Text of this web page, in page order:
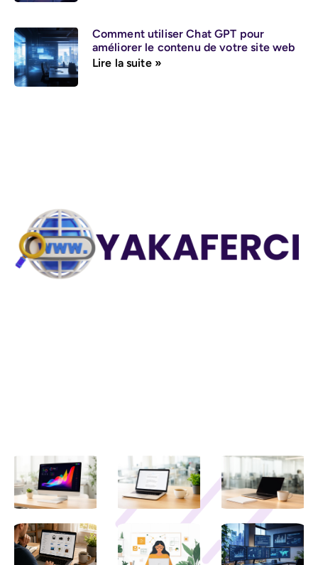
Comment utiliser Chat GPT pour
améliorer le contenu de votre site web
Lire la suite »